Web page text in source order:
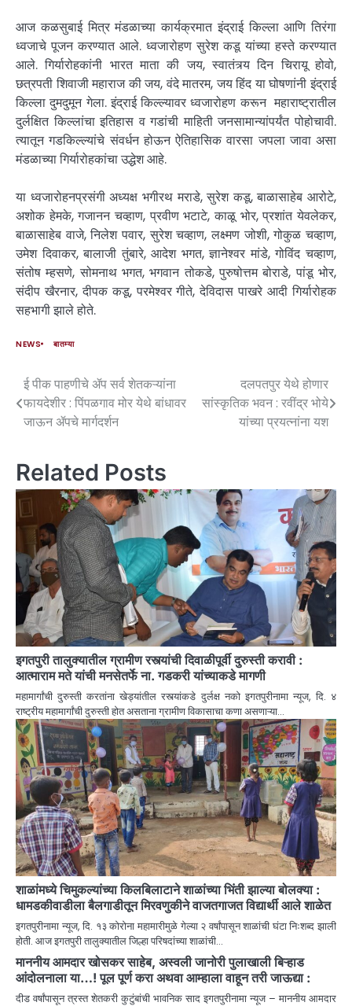
आज कळसुबाई मित्र मंडळाच्या कार्यक्रमात इंद्राई किल्ला आणि तिरंगा
ध्वजाचे पूजन करण्यात आले. ध्वजारोहण सुरेश कडू यांच्या हस्ते करण्यात
आले. गिर्यारोहकांनी भारत माता की जय, स्वातंत्र्य दिन चिरायू होवो,
छत्रपती शिवाजी महाराज की जय, वंदे मातरम, जय हिंद या घोषणांनी इंद्राई
किल्ला दुमदुमून गेला. इंद्राई किल्ल्यावर ध्वजारोहण करून महाराष्ट्रातील
दुर्लक्षित किल्लांचा इतिहास व गडांची माहिती जनसामान्यांपर्यंत पोहोचावी.
त्यातून गडकिल्ल्यांचे संवर्धन होऊन ऐतिहासिक वारसा जपला जावा असा
मंडळाच्या गिर्यारोहकांचा उद्धेश आहे.
या ध्वजारोहनप्रसंगी अध्यक्ष भगीरथ मराडे, सुरेश कडू, बाळासाहेब आरोटे,
अशोक हेमके, गजानन चव्हाण, प्रवीण भटाटे, काळू भोर, प्रशांत येवलेकर,
बाळासाहेब वाजे, निलेश पवार, सुरेश चव्हाण, लक्ष्मण जोशी, गोकुळ चव्हाण,
उमेश दिवाकर, बालाजी तुंबारे, आदेश भगत, ज्ञानेश्वर मांडे, गोविंद चव्हाण,
संतोष म्हसणे, सोमनाथ भगत, भगवान तोकडे, पुरुषोत्तम बोराडे, पांडू भोर,
संदीप खैरनार, दीपक कडू, परमेश्वर गीते, देविदास पाखरे आदी गिर्यारोहक
सहभागी झाले होते.
NEWS बातम्या
ई पीक पाहणीचे ॲप सर्व शेतकऱ्यांना
फायदेशीर : पिंपळगाव मोर येथे बांधावर
जाऊन ॲपचे मार्गदर्शन
दलपतपुर येथे होणार
सांस्कृतिक भवन : रवींद्र भोये
यांच्या प्रयत्नांना यश
Related Posts
इगतपुरी तालुक्यातील ग्रामीण रस्त्यांची दिवाळीपूर्वी दुरुस्ती करावी :
आत्माराम मते यांची मनसेतर्फे ना. गडकरी यांच्याकडे मागणी
महामार्गांची दुरुस्ती करतांना खेड्यांतील रस्त्यांकडे दुर्लक्ष नको इगतपुरीनामा न्यूज, दि. ४
राष्ट्रीय महामार्गांची दुरुस्ती होत असताना ग्रामीण विकासाचा कणा असणाऱ्या…
शाळांमध्ये चिमुकल्यांच्या किलबिलाटाने शाळांच्या भिंती झाल्या बोलक्या :
धामडकीवाडीला बैलगाडीतून मिरवणुकीने वाजतगाजत विद्यार्थी आले शाळेत
इगतपुरीनामा न्यूज, दि. १३ कोरोना महामारीमुळे गेल्या २ वर्षांपासून शाळांची घंटा निःशब्द झाली
होती. आज इगतपुरी तालुक्यातील जिल्हा परिषदांच्या शाळांची…
माननीय आमदार खोसकर साहेब, अस्वली जानोरी पुलाखाली बिऱ्हाड
आंदोलनाला या…! पूल पूर्ण करा अथवा आम्हाला वाहून तरी जाऊद्या :
दीड वर्षांपासून त्रस्त शेतकरी कुटुंबांची भावनिक साद इगतपुरीनामा न्यूज – माननीय आमदार